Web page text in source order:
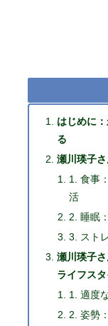
はじめに
る
瀬川瑛子
1. 食事
活
2. 睡眠
3. スト
瀬川瑛子
ライフス
1. 適度
2. 姿勢